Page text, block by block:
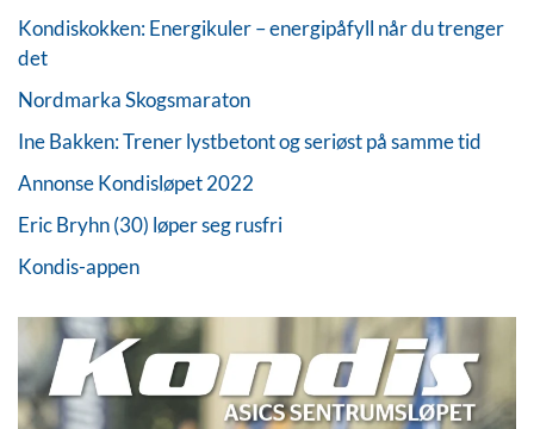
Kondiskokken: Energikuler – energipåfyll når du trenger
det
Nordmarka Skogsmaraton
Ine Bakken: Trener lystbetont og seriøst på samme tid
Annonse Kondisløpet 2022
Eric Bryhn (30) løper seg rusfri
Kondis-appen